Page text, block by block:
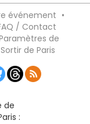
événement •
/ Contact
de
Sortir de Paris
de
: